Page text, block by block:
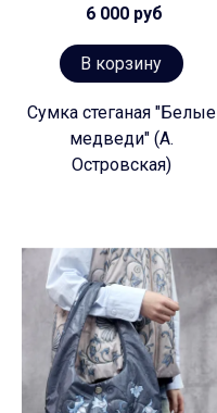
6 000 руб
В корзину
Сумка стеганая "Белые
медведи" (А.
Островская)